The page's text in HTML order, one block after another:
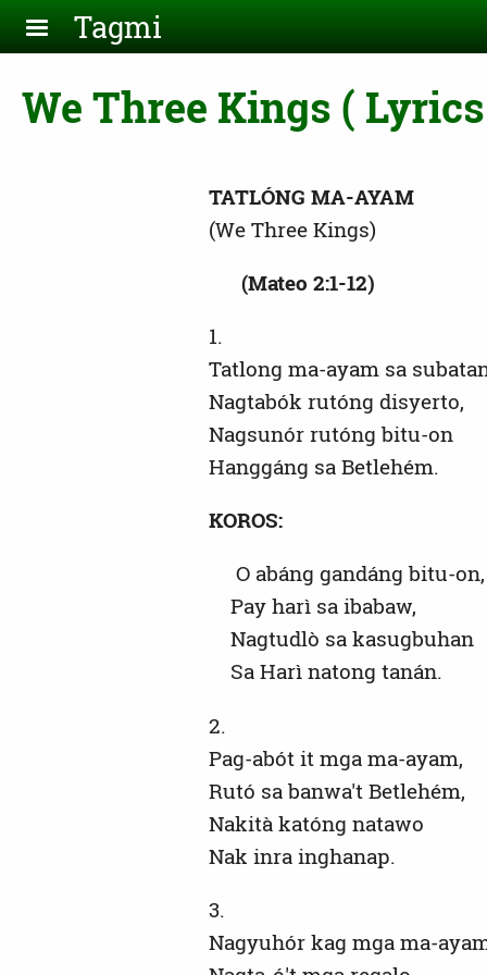
Skip to main content
Tagmi
We Three Kings (
TATLÓNG MA-AYAM
(We Three Kings)
(Mateo 2:1-12)
1.
Tatlong ma-ayam sa
Nagtabók rutóng disyerto,
Nagsunór rutóng bitu-on
Hanggáng sa Betlehém.
KOROS:
O abáng gandáng bitu-on,
Pay harì sa ibabaw,
Nagtudlò sa kasugbuhan
Sa Harì natong tanán.
2.
Pag-abót it mga ma-ayam,
Rutó sa banwa't Betlehém,
Nakità katóng natawo
Nak inra inghanap.
3.
Nagyuhór kag mga ma-